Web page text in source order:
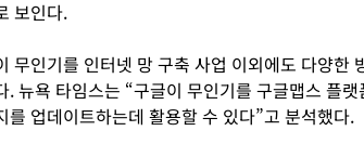
보인다.
무인기를 인터넷 망 구축 사업 이외에도 다양한
. 뉴욕 타임스는 “구글이 무인기를 구글맵스 플
를 업데이트하는데 활용할 수 있다”고 분석했다.